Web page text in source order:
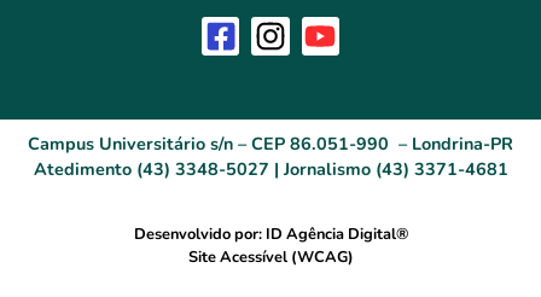
Campus Universitário s/n – CEP 86.051-990 – Londrina-PR
Atedimento (43) 3348-5027 | Jornalismo (43) 3371-4681
Desenvolvido por: ID Agência Digital®
Site Acessível (WCAG)